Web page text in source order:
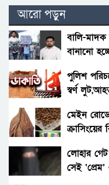
আরো পড়ুন
বালি-
বানানো
পুলিশ
স্বর্ণ
মেইন
ক্রাসিংয়ের
লোহার
সেই